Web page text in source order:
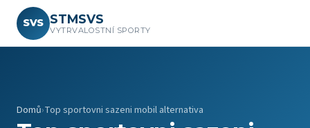
SVS STMSVS
VYTRVALOSTNÍ SPORTY
Domů›Top sportovni sazeni mobil alternativa